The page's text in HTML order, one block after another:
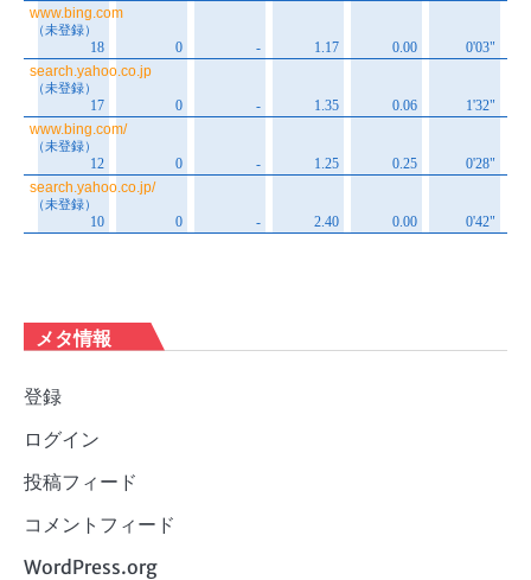
メタ情報
登録
ログイン
投稿フィード
コメントフィード
WordPress.org